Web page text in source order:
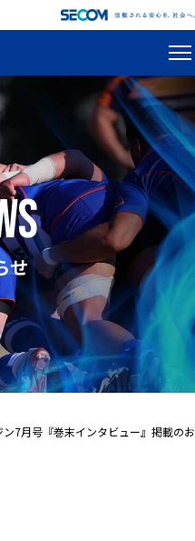
せ
7月号『巻末インタビュー』掲載のお